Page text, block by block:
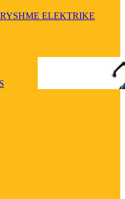
ELEKTRIKE